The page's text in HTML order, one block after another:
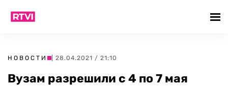
НОВОСТИ | 28.04.2021 / 21:10
Вузам разрешили с 4 по 7 мая